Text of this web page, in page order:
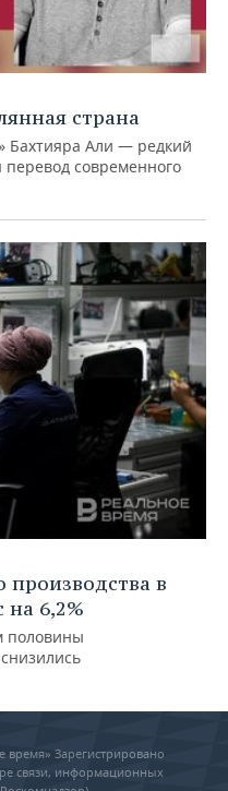
страна
Бахтияра Али — редкий
перевод современного
в
на 6,2%
половины
время» Зарегистрировано
связи, информационных